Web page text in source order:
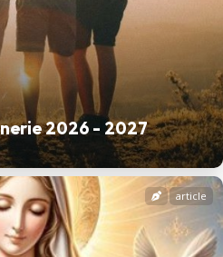
2026 - 2027
article